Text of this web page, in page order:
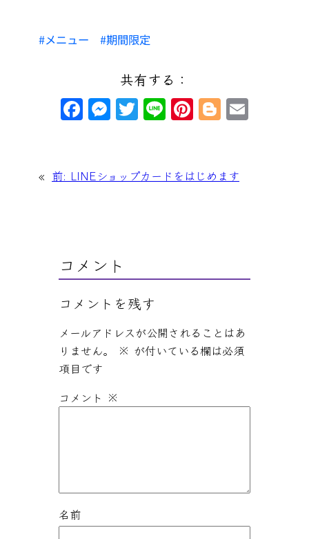
メニュー 期間限定
共有する：
F
a
e
k
M
e
s
er
T
wi
er
Li
n
Pi
nt
e
Bl
o
g
« 前: LINEショップカードをはじめます
コメント
コメントを残す
メールアドレスが公開されることはあ
りません。
※ が付いている欄は必須
項目です
コメント ※
名前